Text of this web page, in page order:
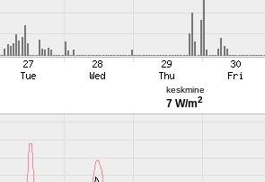
keskmine
7 W/m2